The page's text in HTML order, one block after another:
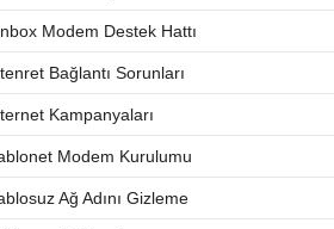
Modem Destek Hattı
Bağlantı Sorunları
Kampanyaları
Modem Kurulumu
Ağ Adını Gizleme